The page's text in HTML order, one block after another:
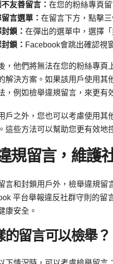
友善留言： 在您的粉絲專頁
言選單： 在留言下方，點擊
鎖： 在彈出的選單中，選擇「
鎖： Facebook會跳出確認視
，他們將無法在您的粉絲專頁
解決方案。如果該用戶使用其
，例如檢舉違規留言，來更有
戶之外，您也可以考慮使用
這些方法可以幫助您更有效地
規留言，維護
言和封鎖用戶外，檢舉違規
平台舉報違反社群守則的留
康安全。
的留言可以檢舉？